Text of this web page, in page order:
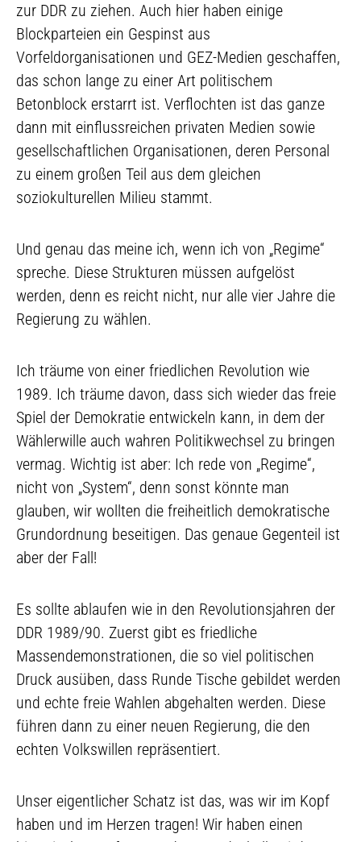
zur DDR zu ziehen. Auch hier haben einige
Blockparteien ein Gespinst aus
Vorfeldorganisationen und GEZ-Medien geschaffen,
das schon lange zu einer Art politischem
Betonblock erstarrt ist. Verflochten ist das ganze
dann mit einflussreichen privaten Medien sowie
gesellschaftlichen Organisationen, deren Personal
zu einem großen Teil aus dem gleichen
soziokulturellen Milieu stammt.
Und genau das meine ich, wenn ich von „Regime“
spreche. Diese Strukturen müssen aufgelöst
werden, denn es reicht nicht, nur alle vier Jahre die
Regierung zu wählen.
Ich träume von einer friedlichen Revolution wie
1989. Ich träume davon, dass sich wieder das freie
Spiel der Demokratie entwickeln kann, in dem der
Wählerwille auch wahren Politikwechsel zu bringen
vermag. Wichtig ist aber: Ich rede von „Regime“,
nicht von „System“, denn sonst könnte man
glauben, wir wollten die freiheitlich demokratische
Grundordnung beseitigen. Das genaue Gegenteil ist
aber der Fall!
Es sollte ablaufen wie in den Revolutionsjahren der
DDR 1989/90. Zuerst gibt es friedliche
Massendemonstrationen, die so viel politischen
Druck ausüben, dass Runde Tische gebildet werden
und echte freie Wahlen abgehalten werden. Diese
führen dann zu einer neuen Regierung, die den
echten Volkswillen repräsentiert.
Unser eigentlicher Schatz ist das, was wir im Kopf
haben und im Herzen tragen! Wir haben einen